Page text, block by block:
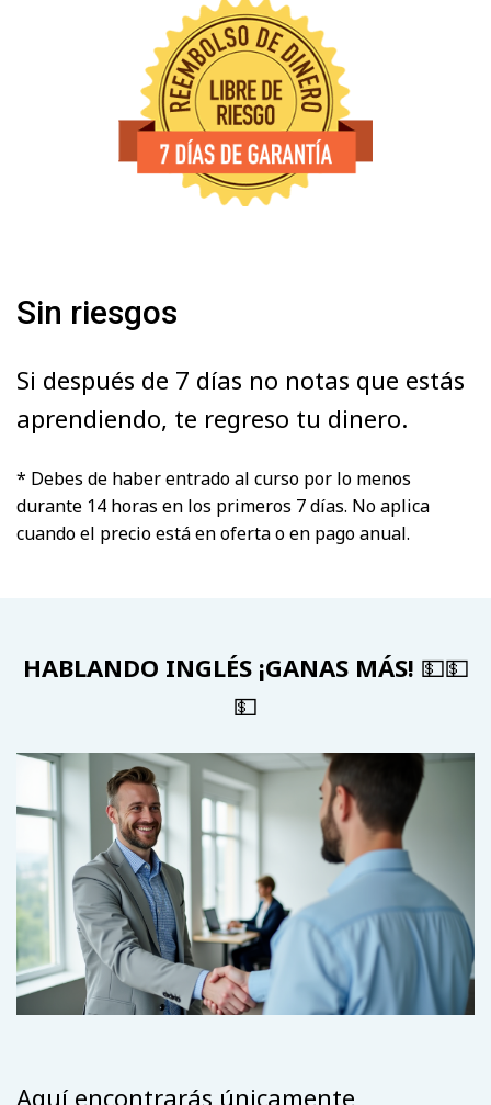
Sin riesgos
Si después de 7 días no notas que estás
aprendiendo, te regreso tu dinero.
* Debes de haber entrado al curso por lo menos
durante 14 horas en los primeros 7 días. No aplica
cuando el precio está en oferta o en pago anual.
HABLANDO INGLÉS ¡GANAS MÁS! 💵💵
💵
Aquí encontrarás únicamente